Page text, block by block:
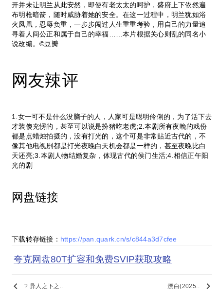
开并未让明兰从此安然，即使有老太太的呵护，盛府上下依然遍
布明枪暗箭，随时威胁着她的安全。在这一过程中，明兰犹如浴
火凤凰，忍辱负重，一步步闯过人生重重考验，用自己的力量追
寻着人间公正和属于自己的幸福……本片根据关心则乱的同名小
说改编。©豆瓣
网友辣评
1.女一可不是什么没脑子的人，人家可是聪明伶俐的，为了活下去
才装傻充愣的，甚至可以说是扮猪吃老虎;2.本剧所有夜晚的戏份
都是点蜡烛拍摄的，没有打光的，这个可是非常贴近古代的，不
像其他电视剧都是打光夜晚白天机会都是一样的，甚至夜晚比白
天还亮;3.本剧人物结婚复杂，体现古代的侯门生活;4.相信正午阳
光的剧
网盘链接
下载转存链接： https://pan.quark.cn/s/c844a3d7cfee
夸克网盘80T扩容和免费SVIP获取攻略
keyboard_arrow_left ? 异人之下之.. 漂白(2025.. keyboard_arrow_right